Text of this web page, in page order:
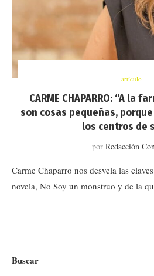
artículo
CARME CHAPARRO: “A la
son cosas pequeñas,
los centros de
por Redacción
Carme Chaparro nos desvela las
novela, No Soy un monstruo y de la
Buscar